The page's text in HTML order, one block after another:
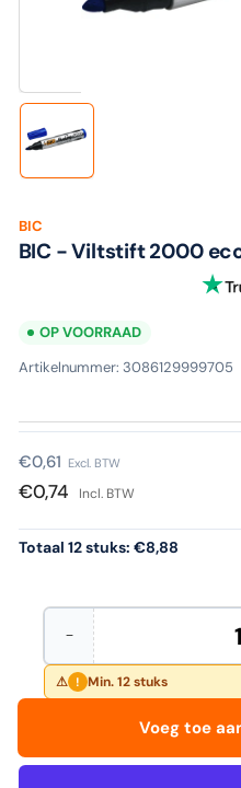
Laad
BIC
BIC - Viltstift 2000
OP VOORRAAD
Artikelnummer: 3086129999705
Normale
prijs
€0,61 Excl. BTW
€0,74 Incl. BTW
Totaal 12 stuks: €8,88
−Aantal
verminderen
voor
BIC
ecolutions
Hoeveelheid
! Min. 12 stuks
Voeg toe